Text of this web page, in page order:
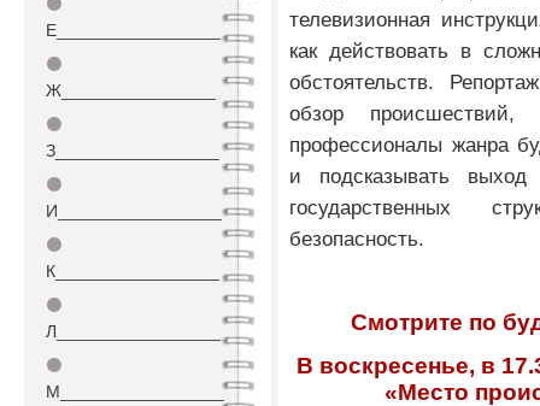
Е_________________
⚫
Ж________________
⚫
З_________________
⚫
И_________________
⚫
К_________________
⚫
Л_________________
⚫
М_________________
телевизионная
как действовать в
обстоятельств.
обзор происшествий,
профессионалы жанра
и подсказывать
государственных
безопасность.
Смотрите по
В воскресенье, в
«Место